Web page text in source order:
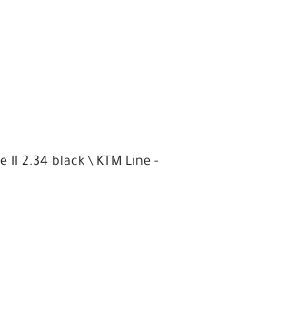
II 2.34 black \ KTM Line -